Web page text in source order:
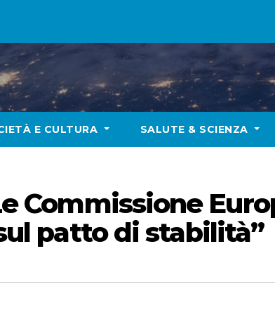
E CULTURA SALUTE & SCIENZA
Commissione
patto di stabilità”